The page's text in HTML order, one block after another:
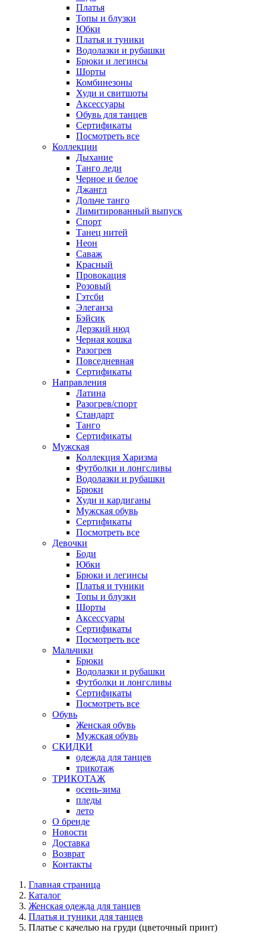
Платья
Топы и блузки
Юбки
Платья и туники
Водолазки и рубашки
Брюки и легинсы
Шорты
Комбинезоны
Худи и свитшоты
Аксессуары
Обувь для танцев
Сертификаты
Посмотреть все
Коллекции
Дыхание
Танго леди
Черное и белое
Джангл
Дольче танго
Лимитированный выпуск
Спорт
Танец нитей
Неон
Саваж
Красный
Провокация
Розовый
Гэтсби
Элеганза
Бэйсик
Дерзкий нюд
Черная кошка
Разогрев
Повседневная
Сертификаты
Направления
Латина
Разогрев/спорт
Стандарт
Танго
Сертификаты
Мужская
Коллекция Харизма
Футболки и лонгсливы
Водолазки и рубашки
Брюки
Худи и кардиганы
Мужская обувь
Сертификаты
Посмотреть все
Девочки
Боди
Юбки
Брюки и легинсы
Платья и туники
Топы и блузки
Шорты
Аксессуары
Сертификаты
Посмотреть все
Мальчики
Брюки
Водолазки и рубашки
Футболки и лонгсливы
Сертификаты
Посмотреть все
Обувь
Женская обувь
Мужская обувь
СКИДКИ
одежда для танцев
трикотаж
ТРИКОТАЖ
осень-зима
пледы
лето
О бренде
Новости
Доставка
Возврат
Контакты
Главная страница
Каталог
Женская одежда для танцев
Платья и туники для танцев
Платье с качелью на груди (цветочный принт)